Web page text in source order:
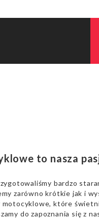
to nasza
bardzo
zarówno krótkie jak i
które
do zapoznania się z